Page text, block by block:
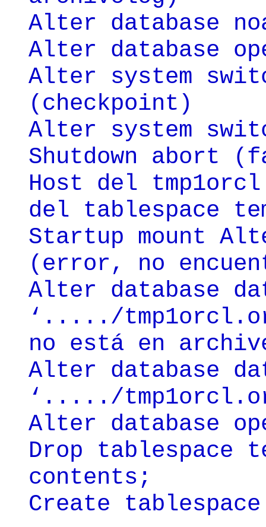
Alter database
Alter database
Alter system
(checkpoint)
Alter system
Shutdown abort
Host del
del tablespace
Startup mount
(error, no
Alter database
‘...../
no está en
Alter database
‘...../
Alter database
Drop tablespace
contents;
Create